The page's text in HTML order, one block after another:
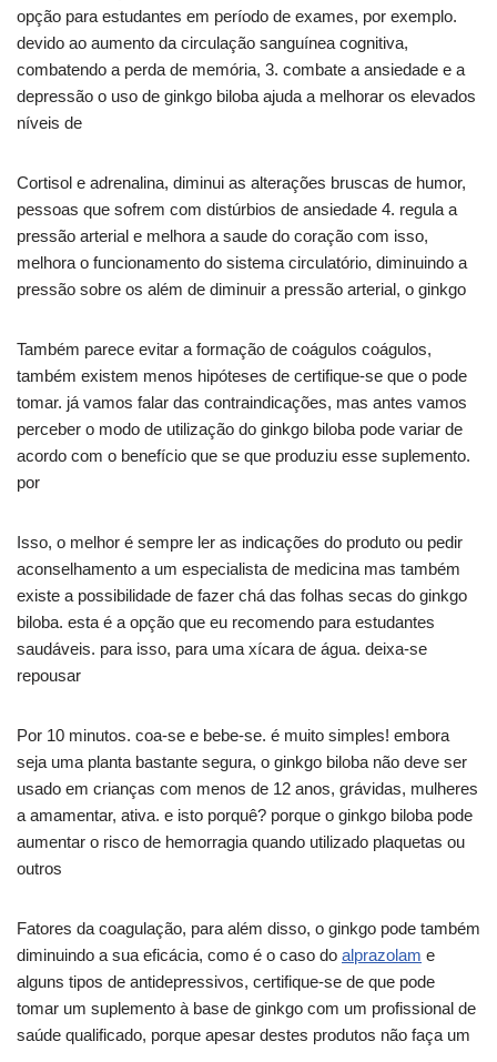
opção para estudantes em período de exames, por exemplo.
devido ao aumento da circulação sanguínea cognitiva,
combatendo a perda de memória, 3. combate a ansiedade e a
depressão o uso de ginkgo biloba ajuda a melhorar os elevados
níveis de
Cortisol e adrenalina, diminui as alterações bruscas de humor,
pessoas que sofrem com distúrbios de ansiedade 4. regula a
pressão arterial e melhora a saude do coração com isso,
melhora o funcionamento do sistema circulatório, diminuindo a
pressão sobre os além de diminuir a pressão arterial, o ginkgo
Também parece evitar a formação de coágulos coágulos,
também existem menos hipóteses de certifique-se que o pode
tomar. já vamos falar das contraindicações, mas antes vamos
perceber o modo de utilização do ginkgo biloba pode variar de
acordo com o benefício que se que produziu esse suplemento.
por
Isso, o melhor é sempre ler as indicações do produto ou pedir
aconselhamento a um especialista de medicina mas também
existe a possibilidade de fazer chá das folhas secas do ginkgo
biloba. esta é a opção que eu recomendo para estudantes
saudáveis. para isso, para uma xícara de água. deixa-se
repousar
Por 10 minutos. coa-se e bebe-se. é muito simples! embora
seja uma planta bastante segura, o ginkgo biloba não deve ser
usado em crianças com menos de 12 anos, grávidas, mulheres
a amamentar, ativa. e isto porquê? porque o ginkgo biloba pode
aumentar o risco de hemorragia quando utilizado plaquetas ou
outros
Fatores da coagulação, para além disso, o ginkgo pode também
diminuindo a sua eficácia, como é o caso do alprazolam e
alguns tipos de antidepressivos, certifique-se de que pode
tomar um suplemento à base de ginkgo com um profissional de
saúde qualificado, porque apesar destes produtos não faça um